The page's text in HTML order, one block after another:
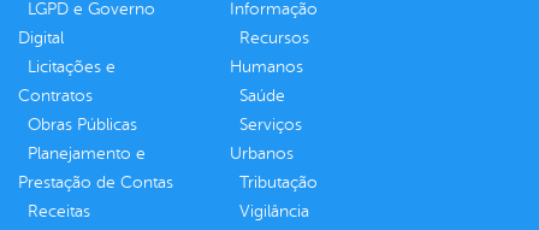
LGPD e Governo
Digital
Licitações e
Contratos
Obras Públicas
Planejamento e
Prestação de Contas
Receitas
Informação
Recursos
Humanos
Saúde
Serviços
Urbanos
Tributação
Vigilância